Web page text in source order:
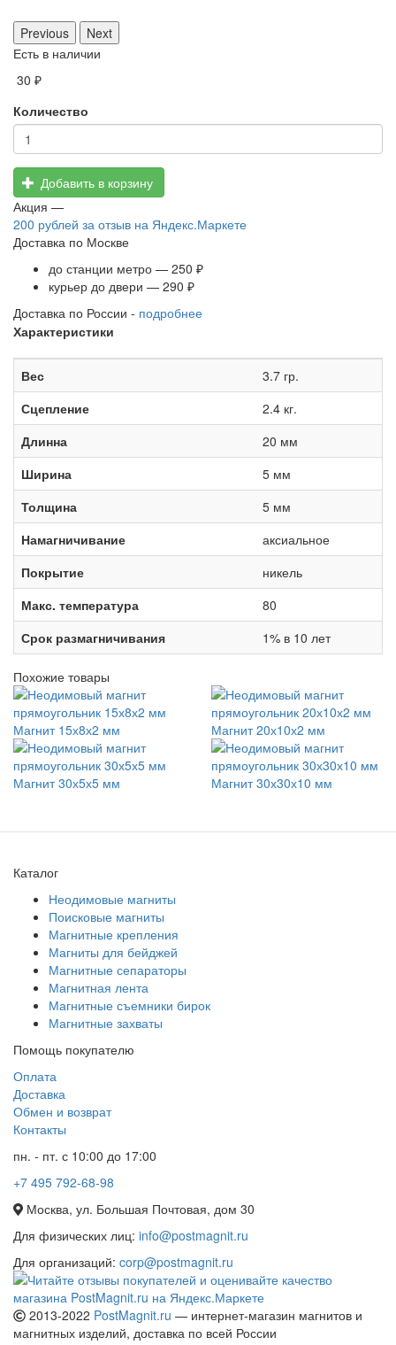
Previous
Next
Есть в наличии
30 ₽
Количество
Добавить в корзину
Акция —
200 рублей за отзыв на Яндекс.Маркете
Доставка по Москве
до станции метро — 250 ₽
курьер до двери — 290 ₽
Доставка по России - подробнее
Характеристики
Вес
3.7 гр.
Сцепление
2.4 кг.
Длинна
20 мм
Ширина
5 мм
Толщина
5 мм
Намагничивание
аксиальное
Покрытие
никель
Макс. температура
80
Срок размагничивания
1% в 10 лет
Похожие товары
Магнит 15х8х2 мм Магнит 20х10х2 мм
Магнит 30х5х5 мм Магнит 30х30х10 мм
Каталог
Неодимовые магниты
Поисковые магниты
Магнитные крепления
Магниты для бейджей
Магнитные сепараторы
Магнитная лента
Магнитные съемники бирок
Магнитные захваты
Помощь покупателю
Оплата
Доставка
Обмен и возврат
Контакты
пн. - пт. с 10:00 до 17:00
+7 495 792-68-98
Москва, ул. Большая Почтовая, дом 30
Для физических лиц: info@postmagnit.ru
Для организаций: corp@postmagnit.ru
2013-2022 PostMagnit.ru — интернет-магазин магнитов и
магнитных изделий, доставка по всей России